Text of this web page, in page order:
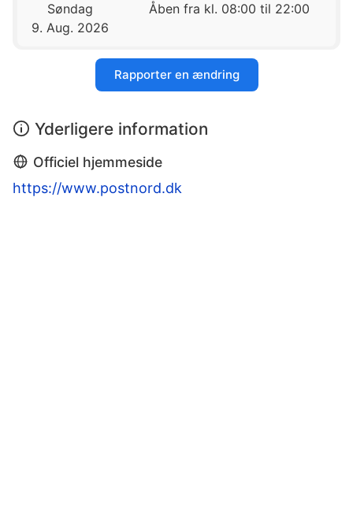
Søndag
9. Aug. 2026
Åben fra kl. 08:00 til 22:00
Rapporter en ændring
Yderligere information
Officiel hjemmeside
https://www.postnord.dk